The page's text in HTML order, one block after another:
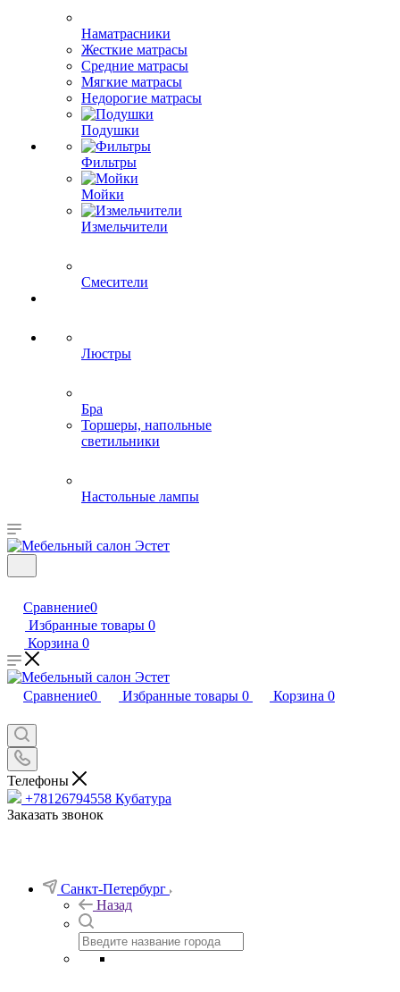
Наматрасники
Жесткие матрасы
Средние матрасы
Мягкие матрасы
Недорогие матрасы
Подушки
Фильтры
Мойки
Измельчители
Смесители
Люстры
Бра
Торшеры, напольные
светильники
Настольные лампы
Сравнение0
Избранные товары 0
Корзина 0
Сравнение0 Избранные товары 0 Корзина 0
Телефоны
+78126794558 Кубатура
Заказать звонок
Санкт-Петербург
Назад